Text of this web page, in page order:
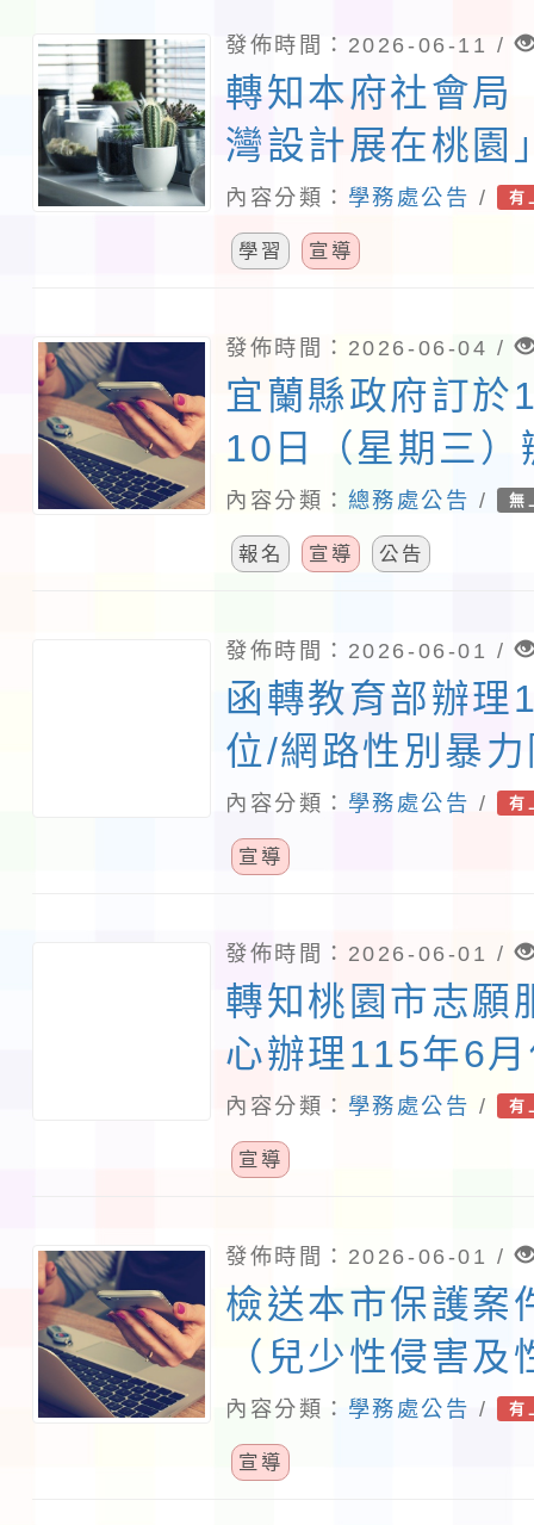
發佈時間：2026-06-11 /
轉知本府社會局
灣設計展在桃園
簡章，請各機關
告周知、廣為宣
內容分類： 學務處公告 / 有
學習 宣導
發佈時間：2026-06-04 /
宜蘭縣政府訂於
10日（星期三）
液化調查與風險
民眾教育宣導講
內容分類： 總務處公告 / 無
報名 宣導 公告
發佈時間：2026-06-01 /
函轉教育部辦理
位/網路性別暴
暨海報繪畫比賽
協助宣傳並鼓勵
內容分類： 學務處公告 / 有
宣導
發佈時間：2026-06-01 /
轉知桃園市志願
心辦理115年6
務教育訓練課程
照。
內容分類： 學務處公告 / 有
宣導
發佈時間：2026-06-01 /
檢送本市保護案
（兒少性侵害
份，請貴校於性
兒少性剝削防制
內容分類： 學務處公告 / 有
宣導